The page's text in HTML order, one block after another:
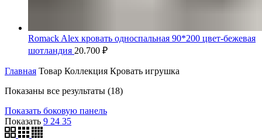
Romack Alex кровать односпальная 90*200 цвет-бежевая
шотландия 20.700 ₽
Главная Товар Коллекция Кровать игрушка
Показаны все результаты (18)Цены:
Показать боковую панель
Показать 9 24 35